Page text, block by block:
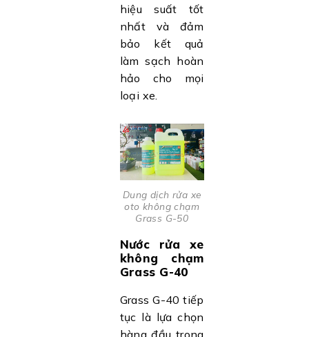
hiệu suất tốt
nhất và đảm
bảo kết quả
làm sạch hoàn
hảo cho mọi
loại xe.
Dung dịch rửa xe
oto không chạm
Grass G-50
Nước rửa xe
không chạm
Grass G-40
Grass G-40 tiếp
tục là lựa chọn
hàng đầu trong